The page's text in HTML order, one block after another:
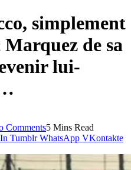
simplement
de sa
lui-
Comments5 Mins Read
Tumblr WhatsApp VKontakte